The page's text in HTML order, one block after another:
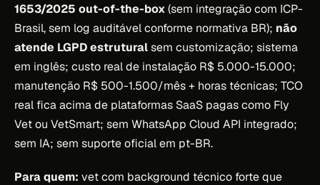
1653/2025 out-of-the-box(sem integração com ICP-
Brasil, sem log auditável conforme normativa BR); não
atende LGPD estruturalsem customização; sistema
em inglês; custo real de instalação R$ 5.000-15.000;
manutenção R$ 500-1.500/mês + horas técnicas; TCO
real fica acima de plataformas SaaS pagas como Fly
Vet ou VetSmart; sem WhatsApp Cloud API integrado;
sem IA; sem suporte oficial em pt-BR.
Para quem: vet com background técnico forte que